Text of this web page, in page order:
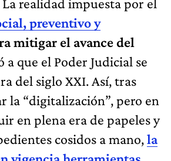
realidad impuesta por el
preventivo y
mitigar el avance del
a que el Poder Judicial se
del siglo XXI. Así, tras
la “digitalización”, pero en
en plena era de papeles y
cosidos a mano,la